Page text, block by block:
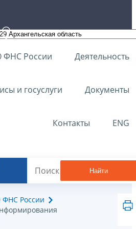
ФНС России Деятельность
и госуслуги Документы
Контакты ENG
Найти
России